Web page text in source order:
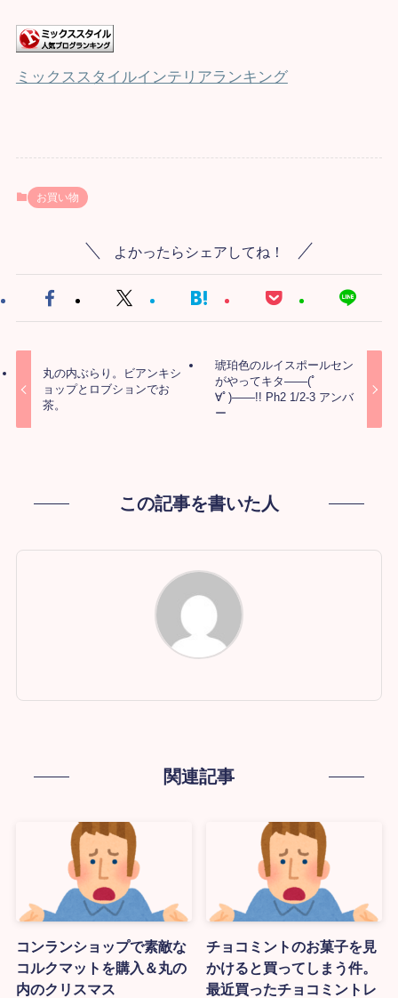
ミックススタイルインテリアランキング
お買い物
よかったらシェアしてね！
丸の内ぶらり。ビアンキシ
ョップとロブションでお
茶。
琥珀色のルイスポールセン
がやってキタ――(ﾟ
∀ﾟ)――!! Ph2 1/2-3 アンバ
ー
この記事を書いた人
関連記事
コンランショップで素敵な
コルクマットを購入＆丸の
内のクリスマス
チョコミントのお菓子を見
かけると買ってしまう件。
最近買ったチョコミントレ